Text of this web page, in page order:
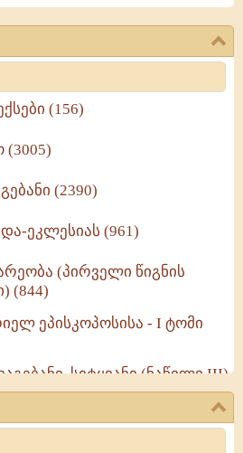
(156)
(2390)
ეკლესიას (961)
(პირველი წიგნის
(844)
ეპისკოპოსისა - I ტომი
სიტყვანი (ნაწილი III)
სასარგებლო რჩევები